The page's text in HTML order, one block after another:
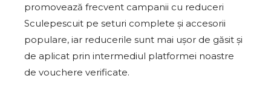
promovează frecvent campanii cu reduceri
Sculepescuit pe seturi complete și accesorii
populare, iar reducerile sunt mai ușor de găsit și
de aplicat prin intermediul platformei noastre
de vouchere verificate.